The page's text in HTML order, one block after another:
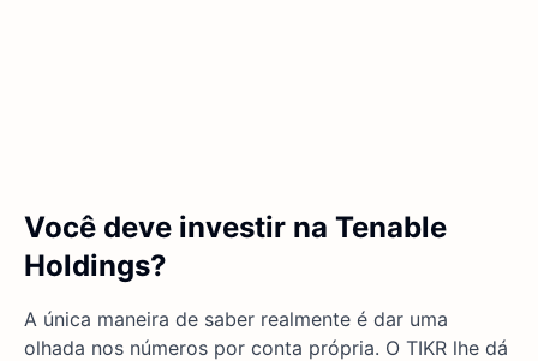
Você deve investir na Tenable
Holdings?
A única maneira de saber realmente é dar uma
olhada nos números por conta própria. O TIKR lhe dá